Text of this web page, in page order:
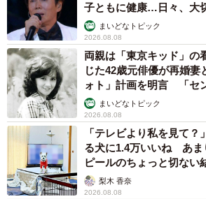
子ともに健康…日々、大
まいどなトピック
2026.08.08
両親は「東京キッド」
じた42歳元俳優が再婚妻
ォト」計画を明言 「セ
む」まいどなトピック
2026.08.08
「テレビより私を見て
る犬に1.4万いいね あま
ピールのちょっと切ない
梨木 香奈
2026.08.08